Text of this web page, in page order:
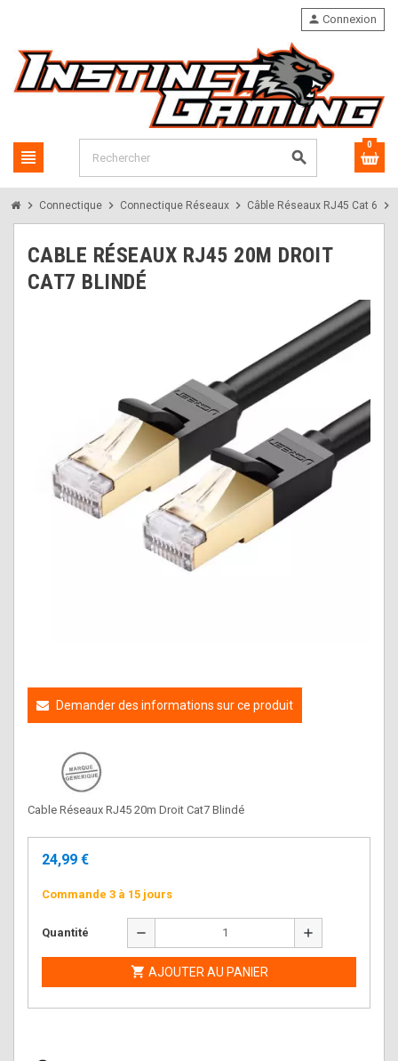
view_headline search
person Connexion
0
chevron_right Connectique chevron_right Connectique Réseaux chevron_right Câble Réseaux RJ45 Cat 6 chevron_right
CABLE RÉSEAUX RJ45 20M DROIT
CAT7 BLINDÉ
Demander des informations sur ce produit
Cable Réseaux RJ45 20m Droit Cat7 Blindé
24,99 €
Commande 3 à 15 jours
Quantité remove add
 AJOUTER AU PANIER